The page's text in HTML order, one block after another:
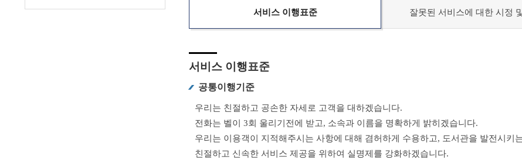
서비스 이행표준 잘못된 서비스에 대한 시정
서비스 이행표준
공통이행기준
우리는 친절하고 공손한 자세로 고객을 대하겠습니다.
전화는 벨이 3회 울리기전에 받고, 소속과 이름을 명확하게 밝히겠습니다.
우리는 이용객이 지적해주시는 사항에 대해 겸허하게 수용하고, 도서관을 발전시키
친절하고 신속한 서비스 제공을 위하여 실명제를 강화하겠습니다.